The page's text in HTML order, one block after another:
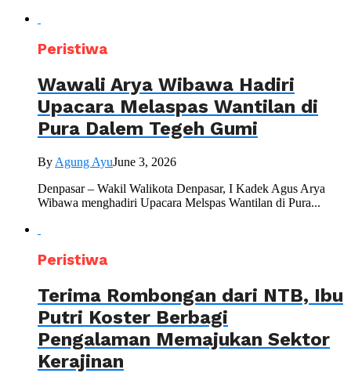
Peristiwa
Wawali Arya Wibawa Hadiri
Upacara Melaspas Wantilan di
Pura Dalem Tegeh Gumi
By Agung AyuJune 3, 2026
Denpasar – Wakil Walikota Denpasar, I Kadek Agus Arya
Wibawa menghadiri Upacara Melspas Wantilan di Pura...
Peristiwa
Terima Rombongan dari NTB, Ibu
Putri Koster Berbagi
Pengalaman Memajukan Sektor
Kerajinan